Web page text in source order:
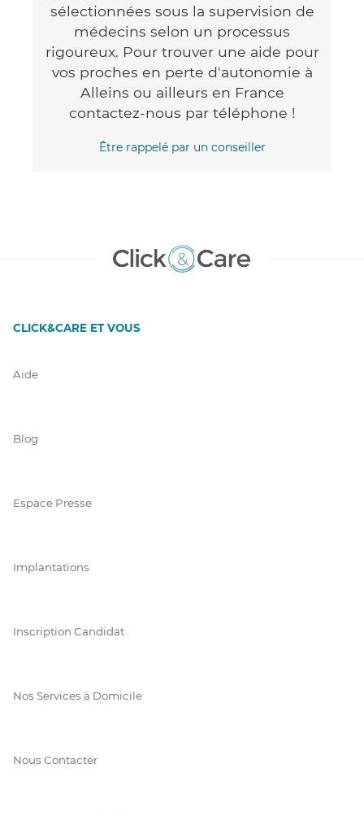
sélectionnées sous la supervision de
médecins selon un processus
rigoureux. Pour trouver une aide pour
vos proches en perte d'autonomie à
Alleins ou ailleurs en France
contactez-nous par téléphone !
Être rappelé par un conseiller
CLICK&CARE ET VOUS
Aide
Blog
Espace Presse
Implantations
Inscription Candidat
Nos Services à Domicile
Nous Contacter